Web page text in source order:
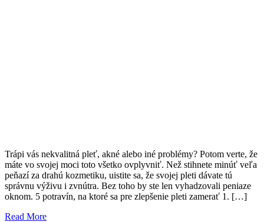
Trápi vás nekvalitná pleť, akné alebo iné problémy? Potom verte, že
máte vo svojej moci toto všetko ovplyvniť. Než stihnete minúť veľa
peňazí za drahú kozmetiku, uistite sa, že svojej pleti dávate tú
správnu výživu i zvnútra. Bez toho by ste len vyhadzovali peniaze
oknom. 5 potravín, na ktoré sa pre zlepšenie pleti zamerať 1. […]
Read More